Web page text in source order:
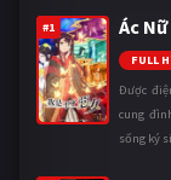
#1 Ác
FULL
Được
cung
sống ký